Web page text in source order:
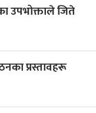
उपभोक्ताले जिते
प्रस्तावहरू